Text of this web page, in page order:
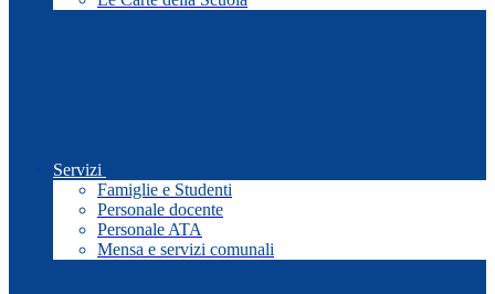
Servizi
Famiglie e Studenti
Personale docente
Personale ATA
Mensa e servizi comunali